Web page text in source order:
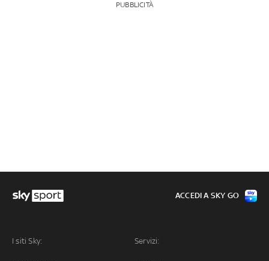
PUBBLICITÀ
I siti Sky: Servizi:
ACCEDI A SKY GO